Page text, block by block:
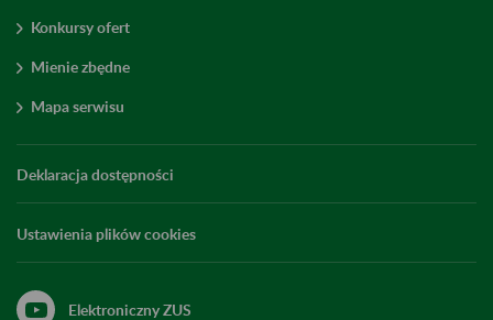
Konkursy ofert
Mienie zbędne
Mapa serwisu
Deklaracja dostępności
Ustawienia plików cookies
Elektroniczny ZUS